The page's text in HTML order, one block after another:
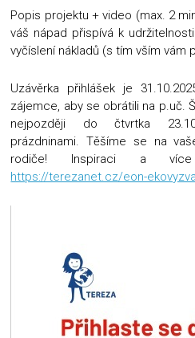
Popis projektu + video (max. 2
váš nápad přispívá k
vyčíslení nákladů (s tím vším vám
Uzávěrka přihlášek je
zájemce, aby se obrátili na p.uč.
nejpozději do čtvrtka
prázdninami. Těšíme se na
rodiče! Inspiraci a
https://terezanet.cz/eon-